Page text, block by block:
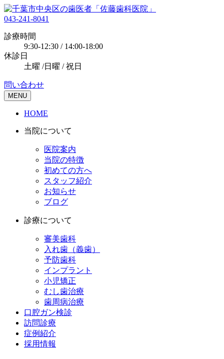
043-241-8041
診療時間
9:30-12:30 / 14:00-18:00
休診日
土曜 /日曜 / 祝日
問い合わせ
MENU
HOME
当院について
医院案内
当院の特徴
初めての方へ
スタッフ紹介
お知らせ
ブログ
診療について
審美歯科
入れ歯（義歯）
予防歯科
インプラント
小児矯正
むし歯治療
歯周病治療
口腔ガン検診
訪問診療
症例紹介
採用情報